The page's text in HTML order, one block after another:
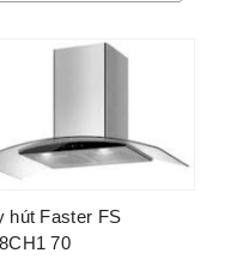
hút Faster FS
70